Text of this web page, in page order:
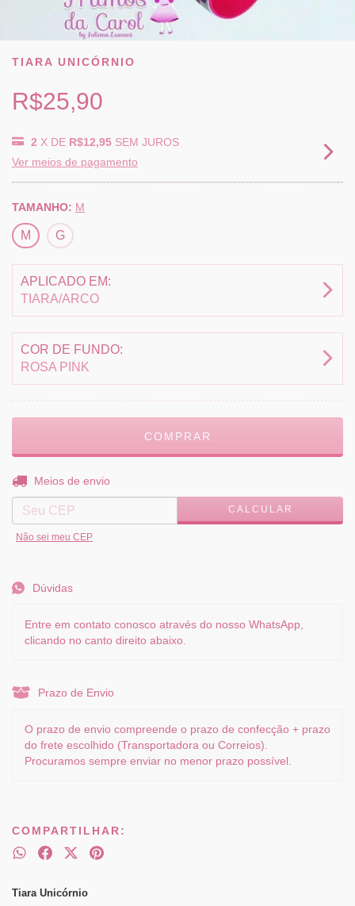
TIARA UNICÓRNIO
R$25,90
2 X DE R$12,95 SEM JUROS
Ver meios de pagamento
TAMANHO: M
M G
APLICADO EM:
TIARA/ARCO
COR DE FUNDO:
ROSA PINK
Entregas para o CEP:
Meios de envio
CALCULAR
Não sei meu CEP
Dúvidas
Entre em contato conosco através do nosso WhatsApp,
clicando no canto direito abaixo.
Prazo de Envio
O prazo de envio compreende o prazo de confecção + prazo
do frete escolhido (Transportadora ou Correios).
Procuramos sempre enviar no menor prazo possível.
COMPARTILHAR:
Tiara Unicórnio